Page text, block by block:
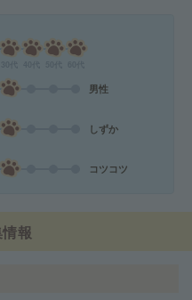
男性
しずか
コツコツ
報